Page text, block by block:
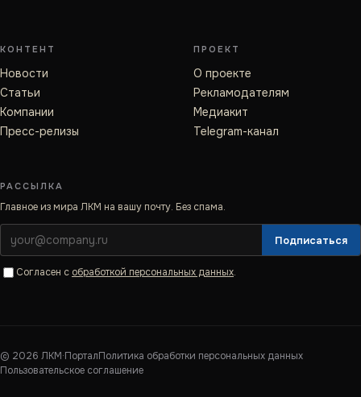
КОНТЕНТ
Новости
Статьи
Компании
Пресс-релизы
ПРОЕКТ
О проекте
Рекламодателям
Медиакит
Telegram-канал
РАССЫЛКА
Главное из мира ЛКМ на вашу почту. Без спама.
Подписаться
Согласен с обработкой персональных данных.
© 2026 ЛКМ·ПорталПолитика обработки персональных данных
Пользовательское соглашение